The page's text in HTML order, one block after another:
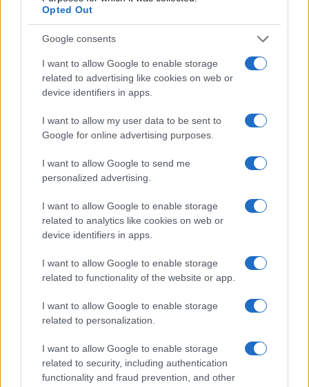
Opted Out
Google consents
I want to allow Google to enable storage
related to advertising like cookies on web or
device identifiers in apps.
I want to allow my user data to be sent to
Google for online advertising purposes.
I want to allow Google to send me
personalized advertising.
I want to allow Google to enable storage
related to analytics like cookies on web or
device identifiers in apps.
I want to allow Google to enable storage
related to functionality of the website or app.
I want to allow Google to enable storage
related to personalization.
I want to allow Google to enable storage
related to security, including authentication
functionality and fraud prevention, and other
Con el objetivo de determinar cuáles son…
AUTOMOVIL